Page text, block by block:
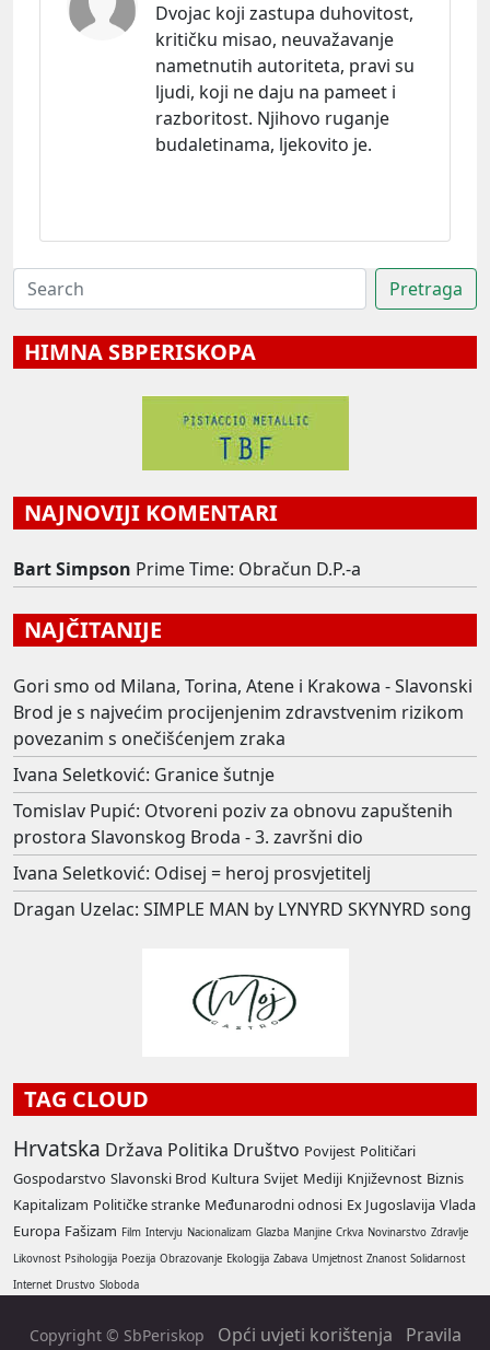
Dvojac koji zastupa duhovitost,
kritičku misao, neuvažavanje
nametnutih autoriteta, pravi su
ljudi, koji ne daju na pameet i
razboritost. Njihovo ruganje
budaletinama, ljekovito je.
HIMNA SBPERISKOPA
NAJNOVIJI KOMENTARI
Bart Simpson Prime Time: Obračun D.P.-a
NAJČITANIJE
Gori smo od Milana, Torina, Atene i Krakowa - Slavonski
Brod je s najvećim procijenjenim zdravstvenim rizikom
povezanim s onečišćenjem zraka
Ivana Seletković: Granice šutnje
Tomislav Pupić: Otvoreni poziv za obnovu zapuštenih
prostora Slavonskog Broda - 3. završni dio
Ivana Seletković: Odisej = heroj prosvjetitelj
Dragan Uzelac: SIMPLE MAN by LYNYRD SKYNYRD song
TAG CLOUD
Hrvatska Država Politika Društvo Povijest Političari
Gospodarstvo Slavonski Brod Kultura Svijet Mediji Književnost Biznis
Kapitalizam Političke stranke Međunarodni odnosi Ex Jugoslavija Vlada
Europa Fašizam Film Intervju Nacionalizam Glazba Manjine Crkva Novinarstvo Zdravlje
Likovnost Psihologija Poezija Obrazovanje Ekologija Zabava Umjetnost Znanost Solidarnost
Internet Drustvo Sloboda
Copyright © SbPeriskop Opći uvjeti korištenja
Pravila